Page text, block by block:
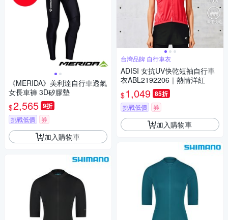
《MERIDA》美利達自行車透氣
女長車褲 3D矽膠墊
$2,565 9折
挑戰低價 券
加入購物車
台灣品牌 自行車衣
ADISI 女抗UV快乾短袖自行車
衣ABL2192206｜熱情洋紅
$1,049 85折
挑戰低價 券
加入購物車